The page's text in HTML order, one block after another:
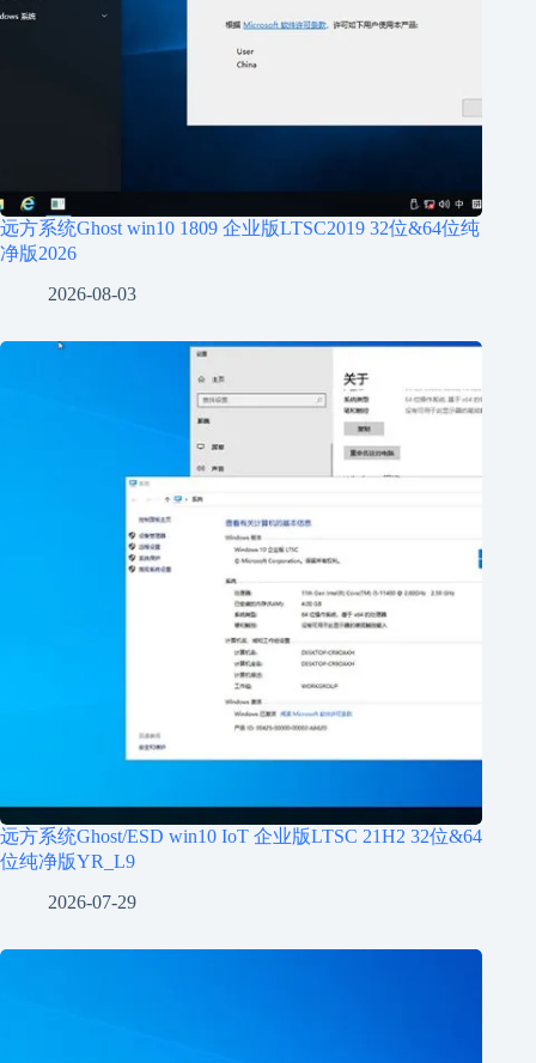
远方系统Ghost win10 1809 企业版LTSC2019 32位&64位纯
净版2026
2026-08-03
远方系统Ghost/ESD win10 IoT 企业版LTSC 21H2 32位&64
位纯净版YR_L9
2026-07-29